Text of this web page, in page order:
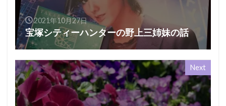
2021年10月27日
宝塚シティーハンターの野上三姉妹の話
Next